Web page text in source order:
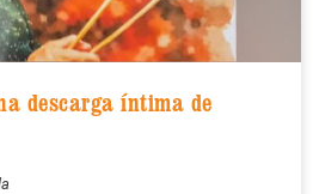
descarga íntima de